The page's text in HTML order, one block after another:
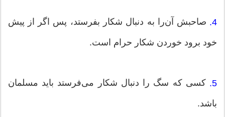
4. صاحبش آن‌را به دنبال شکار بفرستد، پس اگر از پیش
خود برود خوردن شکار حرام است.
5. کسی که سگ را دنبال شکار می‌فرستد باید مسلمان
باشد.